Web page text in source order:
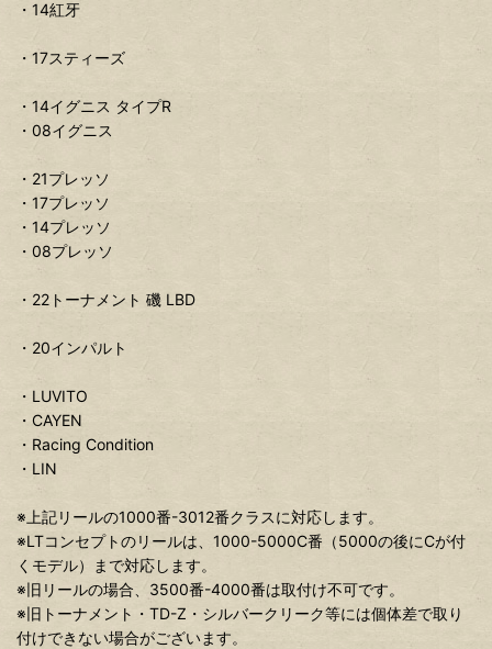
・14紅牙
・17スティーズ
・14イグニス タイプR
・08イグニス
・21プレッソ
・17プレッソ
・14プレッソ
・08プレッソ
・22トーナメント 磯 LBD
・20インパルト
・LUVITO
・CAYEN
・Racing Condition
・LIN
※上記リールの1000番-3012番クラスに対応します。
※LTコンセプトのリールは、1000-5000C番（5000の後にCが付
くモデル）まで対応します。
※旧リールの場合、3500番-4000番は取付け不可です。
※旧トーナメント・TD-Z・シルバークリーク等には個体差で取り
付けできない場合がございます。